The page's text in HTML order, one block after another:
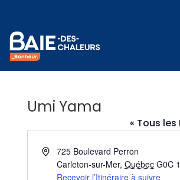
Umi Yama
« Tous
Adresse725 Boulevard Perron
Carleton-sur-Mer, Québec G0C
Recevoir l’Itinéraire à suivre